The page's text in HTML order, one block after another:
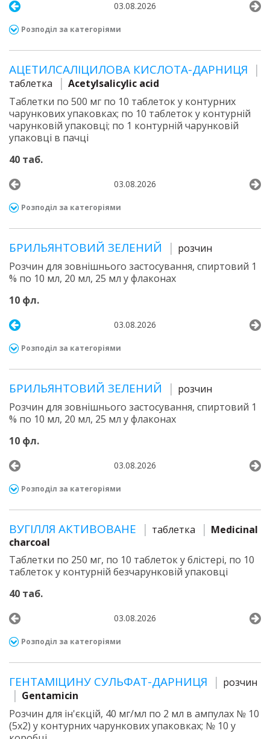
03.08.2026
Розподіл за категоріями
АЦЕТИЛСАЛІЦИЛОВА КИСЛОТА-ДАРНИЦЯ
таблетка
Acetylsalicylic acid
Таблетки по 500 мг по 10 таблеток у контурних
чарункових упаковках; по 10 таблеток у контурній
чарунковій упаковці; по 1 контурній чарунковій
упаковці в пачці
40 таб.
03.08.2026
Розподіл за категоріями
БРИЛЬЯНТОВИЙ ЗЕЛЕНИЙ
розчин
Розчин для зовнішнього застосування, спиртовий 1
% по 10 мл, 20 мл, 25 мл у флаконах
10 фл.
03.08.2026
Розподіл за категоріями
БРИЛЬЯНТОВИЙ ЗЕЛЕНИЙ
розчин
Розчин для зовнішнього застосування, спиртовий 1
% по 10 мл, 20 мл, 25 мл у флаконах
10 фл.
03.08.2026
Розподіл за категоріями
ВУГІЛЛЯ АКТИВОВАНЕ таблетка
Medicinal
charcoal
Таблетки по 250 мг, по 10 таблеток у блістері, по 10
таблеток у контурній безчарунковій упаковці
40 таб.
03.08.2026
Розподіл за категоріями
ГЕНТАМІЦИНУ СУЛЬФАТ-ДАРНИЦЯ
розчин
Gentamicin
Розчин для ін'єкцій, 40 мг/мл по 2 мл в ампулах № 10
(5х2) у контурних чарункових упаковках; № 10 у